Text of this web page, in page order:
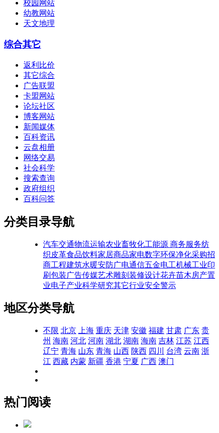
校园网站
幼教网站
天文地理
综合其它
返利比价
其它综合
广告联盟
卡盟网站
论坛社区
博客网站
新闻媒体
百科资讯
云盘相册
网络交易
社会科学
搜索查询
政府组织
百科问答
分类目录导航
汽车交通物流运输农业畜牧化工能源 商务服务纺
织皮革食品饮料家居商品家电数字环保净化采购招
商工程建筑水暖安防广电通信五金电工机械工业印
刷包装广告传媒艺术雕刻 装修设计花卉苗木房产置
业电子产业科学研究其它行业安全警示
地区分类导航
不限 北京 上海 重庆 天津 安徽 福建 甘肃 广东 贵
州 海南 河北 河南 湖北 湖南 海南 吉林 江苏 江西
辽宁 青海 山东 青海 山西 陕西 四川 台湾 云南 浙
江 西藏 内蒙 新疆 香港 宁夏 广西 澳门
热门阅读